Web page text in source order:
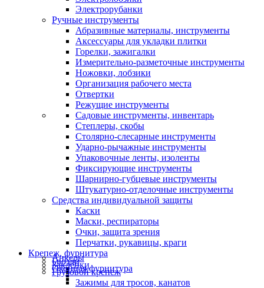
Электрорубанки
Ручные инструменты
Абразивные материалы, инструменты
Аксессуары для укладки плитки
Горелки, зажигалки
Измерительно-разметочные инструменты
Ножовки, лобзики
Организация рабочего места
Отвертки
Режущие инструменты
Садовые инструменты, инвентарь
Степлеры, скобы
Столярно-слесарные инструменты
Ударно-рычажные инструменты
Упаковочные ленты, изоленты
Фиксирующие инструменты
Шарнирно-губцевые инструменты
Штукатурно-отделочные инструменты
Средства индивидуальной защиты
Каски
Маски, респираторы
Очки, защита зрения
Перчатки, рукавицы, краги
Крепеж, фурнитура
Анкеры
Гвозди
Заклепки
Оконная фурнитура
Грузовой крепеж
Зажимы для тросов, канатов